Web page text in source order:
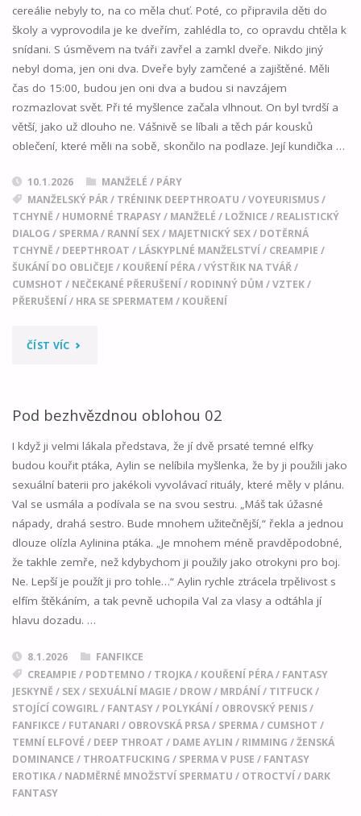
cereálie nebyly to, na co měla chuť. Poté, co připravila děti do
školy a vyprovodila je ke dveřím, zahlédla to, co opravdu chtěla k
snídani. S úsměvem na tváři zavřel a zamkl dveře. Nikdo jiný
nebyl doma, jen oni dva. Dveře byly zamčené a zajištěné. Měli
čas do 15:00, budou jen oni dva a budou si navzájem
rozmazlovat svět. Při té myšlence začala vlhnout. On byl tvrdší a
větší, jako už dlouho ne. Vášnivě se líbali a těch pár kousků
oblečení, které měli na sobě, skončilo na podlaze. Její kundička …
10.1.2026
MANŽELÉ / PÁRY
MANŽELSKÝ PÁR/ TRÉNINK DEEPTHROATU /VOYEURISMUS/
TCHYNĚ / HUMORNÉ TRAPASY/ MANŽELÉ / LOŽNICE / REALISTICKÝ
DIALOG / SPERMA/ RANNÍ SEX/ MAJETNICKÝ SEX/ DOTĚRNÁ
TCHYNĚ / DEEPTHROAT / LÁSKYPLNÉ MANŽELSTVÍ / CREAMPIE /
ŠUKÁNÍ DO OBLIČEJE / KOUŘENÍ PÉRA/VÝSTŘIK NA TVÁŘ/
CUMSHOT / NEČEKANÉ PŘERUŠENÍ / RODINNÝ DŮM /VZTEK/
PŘERUŠENÍ / HRA SE SPERMATEM / KOUŘENÍ
ČÍST VÍC"PŘEKVAPENÍ:
NÁVŠTĚVA
MATKY"
Pod bezhvězdnou oblohou 02
I když ji velmi lákala představa, že jí dvě prsaté temné elfky
budou kouřit ptáka, Aylin se nelíbila myšlenka, že by ji použili jako
sexuální baterii pro jakékoli vyvolávací rituály, které měly v plánu.
Val se usmála a podívala se na svou sestru. „Máš tak úžasné
nápady, drahá sestro. Bude mnohem užitečnější,“ řekla a jednou
dlouze olízla Aylinina ptáka. „Je mnohem méně pravděpodobné,
že takhle zemře, než kdybychom ji použily jako otrokyni pro boj.
Ne. Lepší je použít ji pro tohle…“ Aylin rychle ztrácela trpělivost s
elfím štěkáním, a tak pevně uchopila Val za vlasy a odtáhla jí
hlavu dozadu. …
8.1.2026
FANFIKCE
CREAMPIE / PODTEMNO / TROJKA/ KOUŘENÍ PÉRA/ FANTASY
JESKYNĚ / SEX/ SEXUÁLNÍ MAGIE / DROW/ MRDÁNÍ / TITFUCK/
STOJÍCÍ COWGIRL/ FANTASY/ POLYKÁNÍ / OBROVSKÝ PENIS/
FANFIKCE / FUTANARI / OBROVSKÁ PRSA/ SPERMA/ CUMSHOT /
TEMNÍ ELFOVÉ / DEEP THROAT / DAME AYLIN / RIMMING /ŽENSKÁ
DOMINANCE / THROATFUCKING / SPERMA V PUSE / FANTASY
EROTIKA/ NADMĚRNÉ MNOŽSTVÍ SPERMATU / OTROCTVÍ / DARK
FANTASY